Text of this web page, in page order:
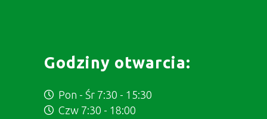
Godziny otwarcia:
Pon - Śr 7:30 - 15:30
Czw 7:30 - 18:00